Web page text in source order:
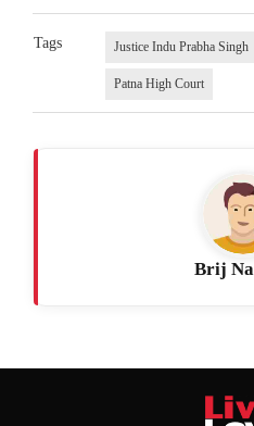
Tags Justice Indu Prabha Singh
Patna High Court
Brij